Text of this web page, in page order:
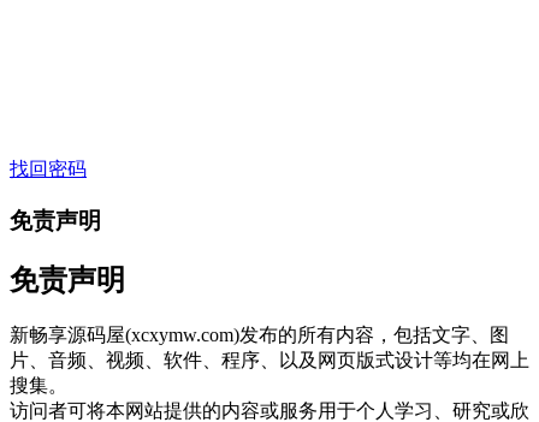
找回密码
免责声明
免责声明
新畅享源码屋(xcxymw.com)发布的所有内容，包括文字、图
片、音频、视频、软件、程序、以及网页版式设计等均在网上
搜集。
访问者可将本网站提供的内容或服务用于个人学习、研究或欣